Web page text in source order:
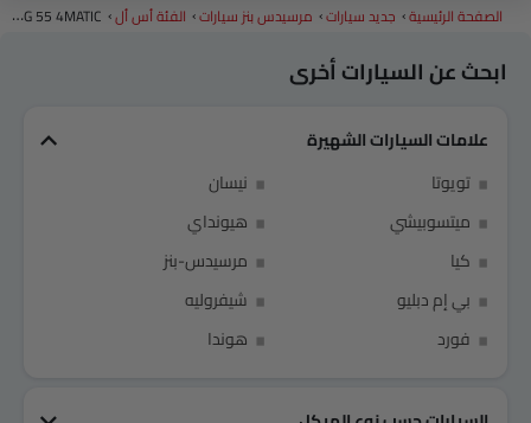
وكلاء مرسيدس بنز في الرياض‎
الصفحة الرئيسية جديد سيارات مرسيدس بنز سيارات الفئة أس أل AMG 55 4MATIC+
ابحث عن السيارات أخرى
علامات السيارات الشهيرة
تويوتا
نيسان
ميتسوبيشي
هيونداي
كيا
مرسيدس-بنز
بي إم دبليو
شيفروليه
فورد
هوندا
Link Your Google Account